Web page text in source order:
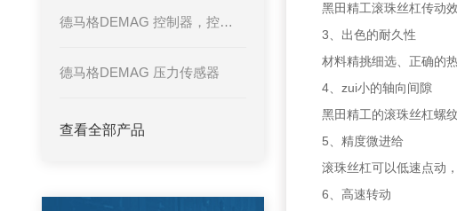
黑田精工滚珠丝杠传动
3、出色的耐久性
材料精挑细选、正确的
4、zui小的轴向间隙
黑田精工的滚珠丝杠螺
5、精度微进给
滚珠丝杠可以低速点动
6、高速转动
德马格DEMAG 控制器，控制面板
德马格DEMAG 压力传感器
查看全部产品